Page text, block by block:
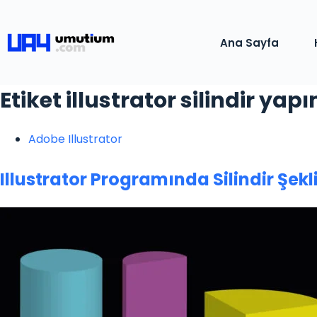
Ana Sayfa
Etiketillustrator silindir
Adobe Illustrator
Illustrator Programında Silindir Şekli